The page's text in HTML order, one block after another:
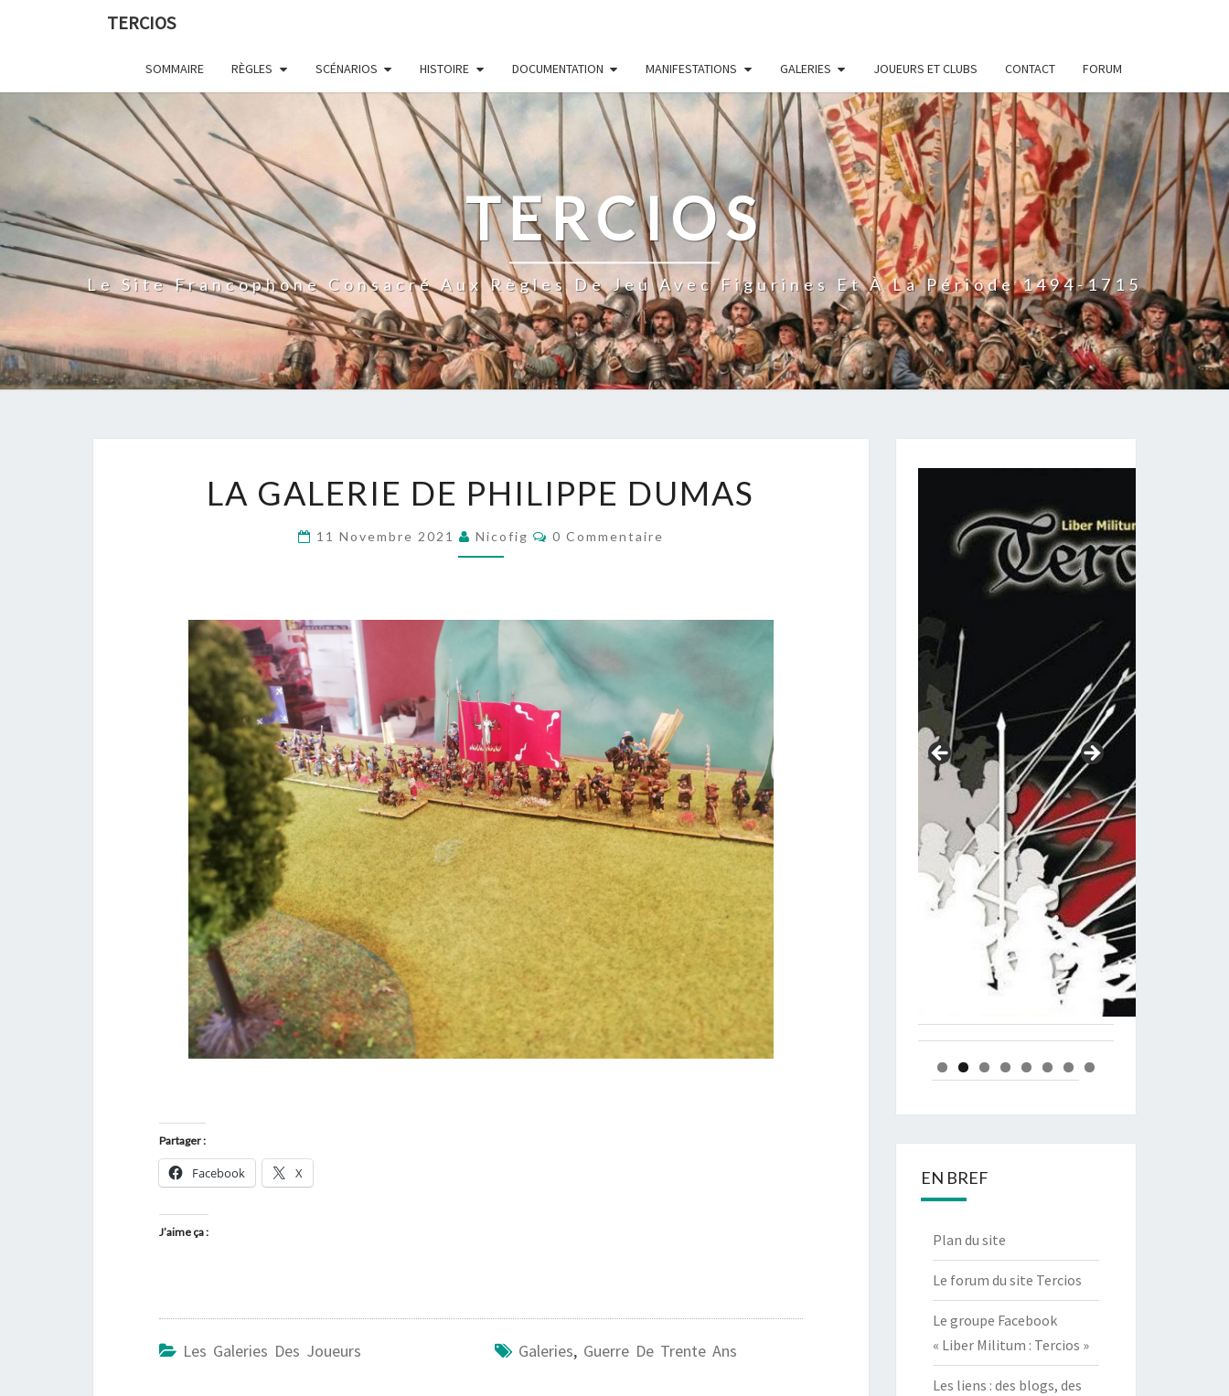
TERCIOS
SOMMAIRE RÈGLES SCÉNARIOS HISTOIRE DOCUMENTATION MANIFESTATIONS GALERIES JOUEURS ET CLUBS CONTACT FORUM
TERCIOS
Le Site Francophone Consacré Aux Règles De Jeu Avec Figurines Et À La Période 1494-1715
GALERIE
PHILIPPE
LA GALERIE DE PHILIPPE DUMAS
11 Novembre 2021 Nicofig Commentaires
0 Commentaire
Partager :
Facebook X
J’aime ça :
Les Galeries Des Joueurs Galeries, Guerre De Trente Ans
EN BREF
Plan du site
Le forum du site Tercios
Le groupe Facebook
« Liber Militum : Tercios »
Les liens : des blogs, des